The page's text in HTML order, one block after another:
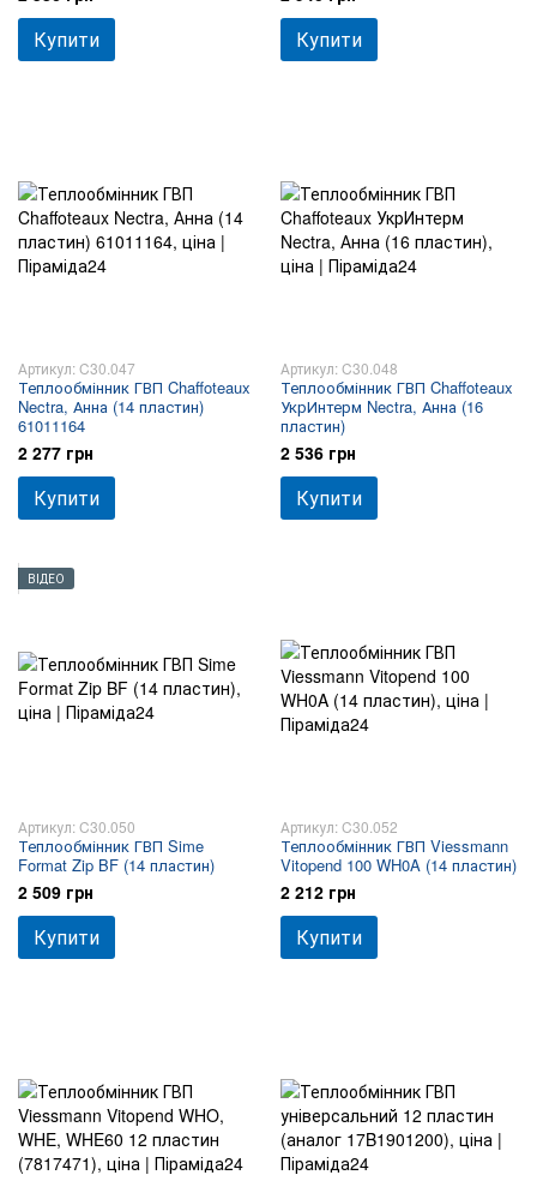
Купити Купити
Артикул: C30.047
Теплообмінник ГВП Chaffoteaux
Nectra, Анна (14 пластин)
61011164
2 277 грн
Купити
Артикул: C30.048
Теплообмінник ГВП Chaffoteaux
УкрИнтерм Nectra, Анна (16
пластин)
2 536 грн
Купити
ВІДЕО
Артикул: C30.050
Теплообмінник ГВП Sime
Format Zip BF (14 пластин)
2 509 грн
Купити
Артикул: C30.052
Теплообмінник ГВП Viessmann
Vitopend 100 WH0A (14 пластин)
2 212 грн
Купити